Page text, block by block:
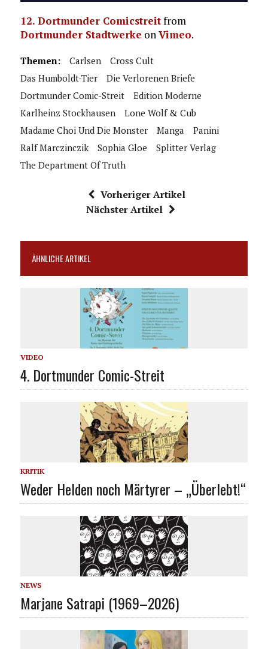
12. Dortmunder Comicstreitfrom
Dortmunder Stadtwerke onVimeo.
Themen: Carlsen
Cross Cult
Das Humboldt-Tier
Die Verlorenen Briefe
Dortmunder Comic-Streit
Edition Moderne
Karlheinz Stockhausen
Lone Wolf & Cub
Madame Choi Und Die Monster
Manga
Panini
Ralf Marczinczik
Sophia Gloe
Splitter Verlag
The Department Of Truth
Vorheriger Artikel
Nächster Artikel
ÄHNLICHE ARTIKEL
VIDEO
4. Dortmunder Comic-Streit
KRITIK
Weder Helden noch Märtyrer – „Überlebt!“
NEWS
Marjane Satrapi (1969–2026)